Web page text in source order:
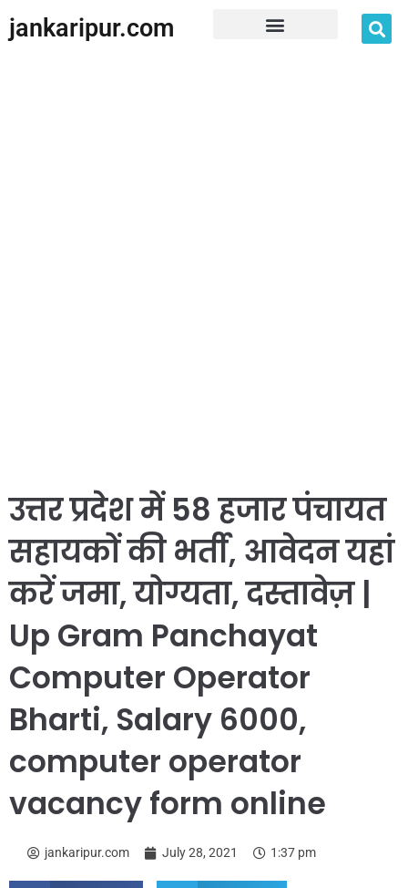
jankaripur.com
उत्तर प्रदेश में 58 हजार पंचायत
सहायकों की भर्ती, आवेदन यहां
करें जमा, योग्यता, दस्तावेज़ |
Up Gram Panchayat
Computer Operator
Bharti, Salary 6000,
computer operator
vacancy form online
jankaripur.com July 28, 2021 1:37 pm